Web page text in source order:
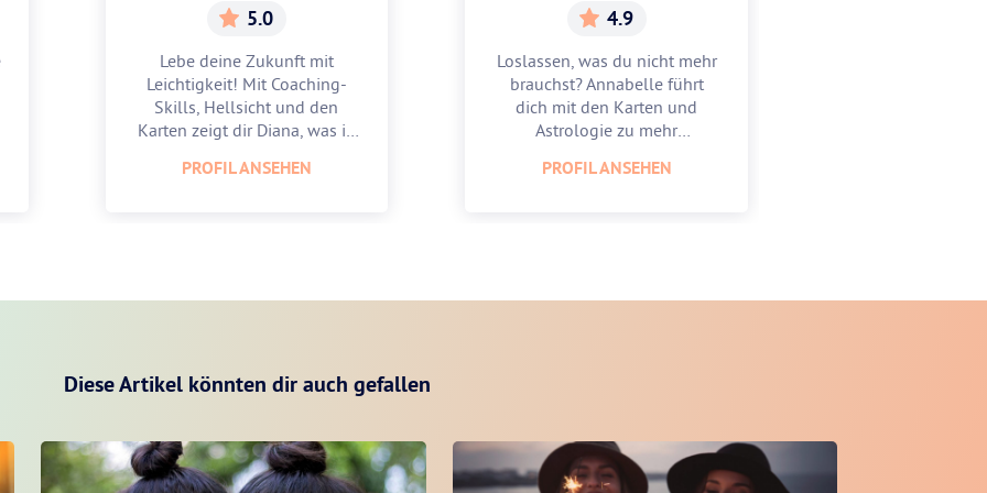
5.0
Lebe deine Zukunft mit
Leichtigkeit! Mit Coaching-
Skills, Hellsicht und den
Karten zeigt dir Diana, was in
PROFIL ANSEHEN
4.9
Loslassen, was du nicht mehr
brauchst? Annabelle führt
dich mit den Karten und
Astrologie zu mehr
PROFIL ANSEHEN
Diese Artikel könnten dir auch gefallen